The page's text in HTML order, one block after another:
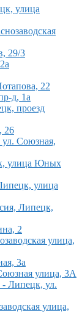
улица
29/3
22
д, 1а
проезд
26
ул. Союзная,
улица Юных
улица
Липецк,
2
улица,
3а
улица, 3А
- Липецк, ул.
улица,